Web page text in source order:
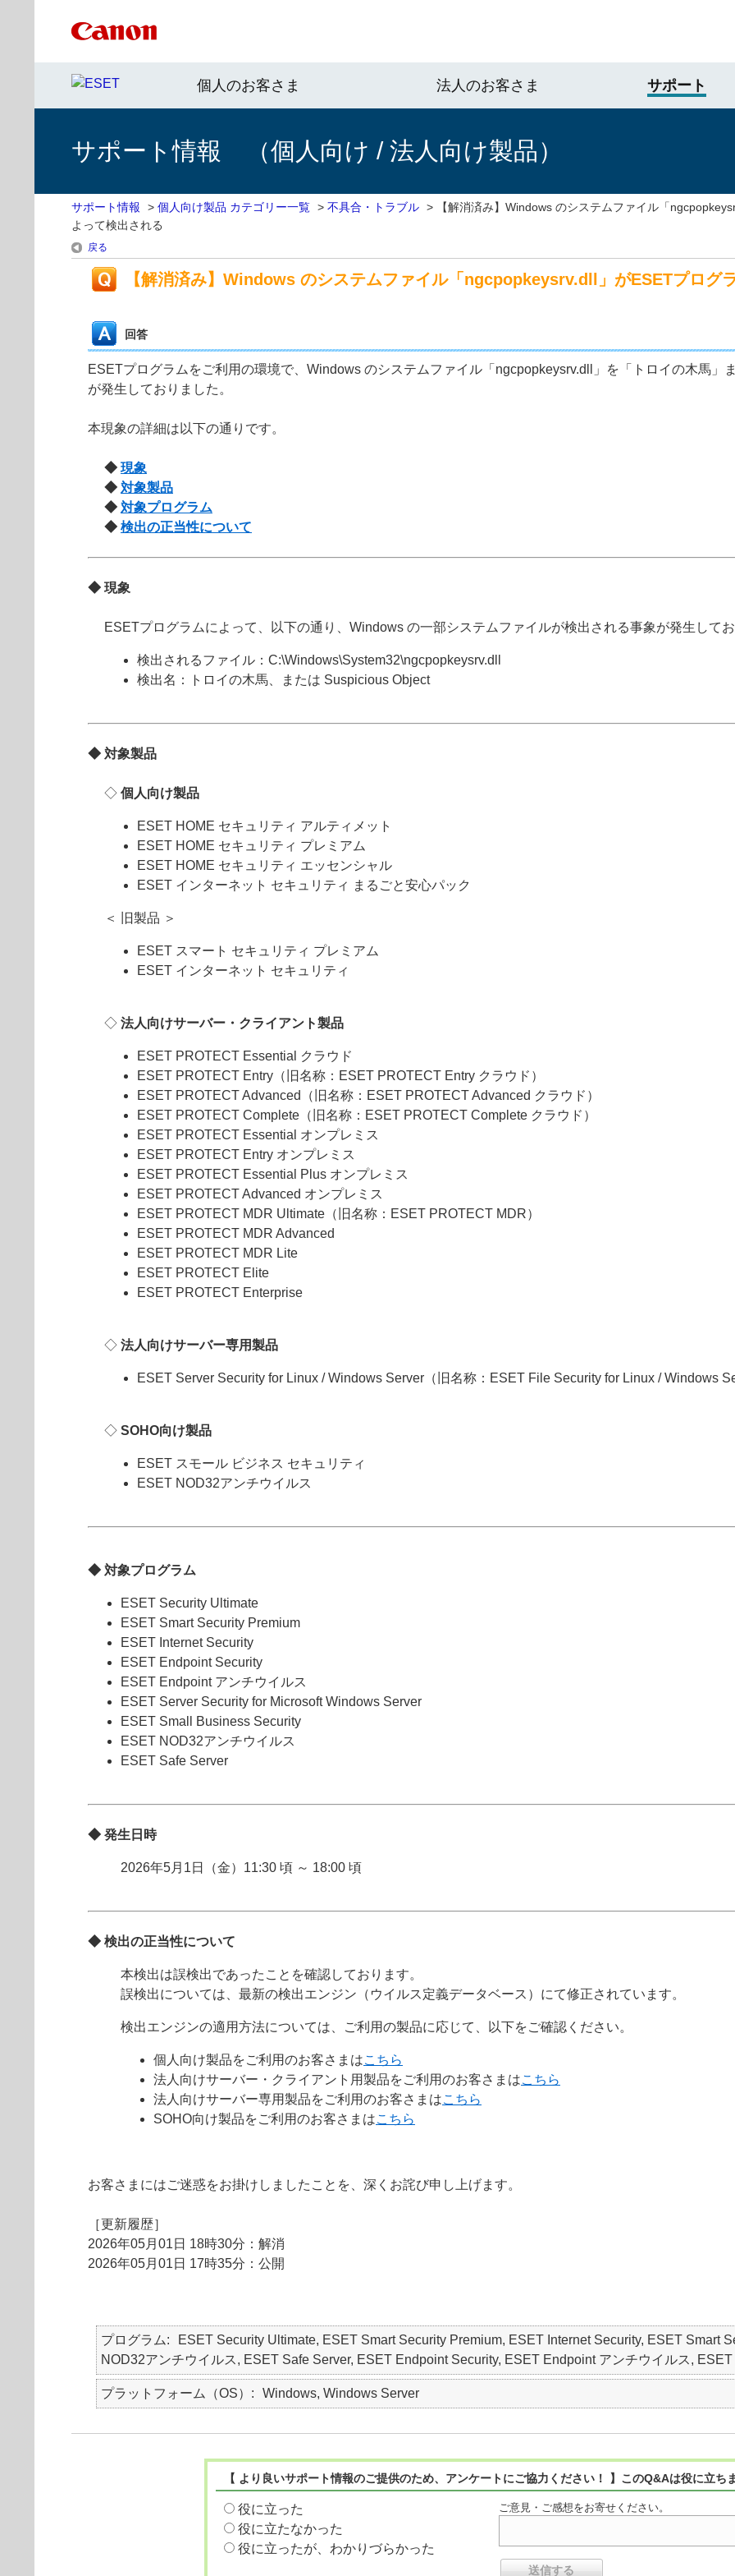
個人のお客さま 法人のお客さま サポート
サポート情報 （個人向け / 法人向け製品）
サポート情報 > 個人向け製品 カテゴリー一覧 > 不具合・トラブル >
【解消済み】Windows のシステムファイル「
よって検出される
戻る
【解消済み】Windows のシステムファイル「ngcpopkeysrv.dll」がESETプログ
回答
ESETプログラムをご利用の環境で、Windows のシステムファイル「ngcpopkeysrv.dll」を「トロイの木馬」
が発生しておりました。
本現象の詳細は以下の通りです。
◆ 現象
◆ 対象製品
◆ 対象プログラム
◆ 検出の正当性について
◆ 現象
ESETプログラムによって、以下の通り、Windows の一部システムファイルが検出される事象が発生してお
検出されるファイル：C:\Windows\System32\ngcpopkeysrv.dll
検出名：トロイの木馬、または Suspicious Object
◆ 対象製品
◇ 個人向け製品
ESET HOME セキュリティ アルティメット
ESET HOME セキュリティ プレミアム
ESET HOME セキュリティ エッセンシャル
ESET インターネット セキュリティ まるごと安心パック
＜ 旧製品 ＞
ESET スマート セキュリティ プレミアム
ESET インターネット セキュリティ
◇ 法人向けサーバー・クライアント製品
ESET PROTECT Essential クラウド
ESET PROTECT Entry（旧名称：ESET PROTECT Entry クラウド）
ESET PROTECT Advanced（旧名称：ESET PROTECT Advanced クラウド）
ESET PROTECT Complete（旧名称：ESET PROTECT Complete クラウド）
ESET PROTECT Essential オンプレミス
ESET PROTECT Entry オンプレミス
ESET PROTECT Essential Plus オンプレミス
ESET PROTECT Advanced オンプレミス
ESET PROTECT MDR Ultimate（旧名称：ESET PROTECT MDR）
ESET PROTECT MDR Advanced
ESET PROTECT MDR Lite
ESET PROTECT Elite
ESET PROTECT Enterprise
◇ 法人向けサーバー専用製品
ESET Server Security for Linux / Windows Server（旧名称：ESET File Security for Linux / Windows
◇ SOHO向け製品
ESET スモール ビジネス セキュリティ
ESET NOD32アンチウイルス
◆ 対象プログラム
ESET Security Ultimate
ESET Smart Security Premium
ESET Internet Security
ESET Endpoint Security
ESET Endpoint アンチウイルス
ESET Server Security for Microsoft Windows Server
ESET Small Business Security
ESET NOD32アンチウイルス
ESET Safe Server
◆ 発生日時
2026年5月1日（金）11:30 頃 ～ 18:00 頃
◆ 検出の正当性について
本検出は誤検出であったことを確認しております。
誤検出については、最新の検出エンジン（ウイルス定義データベース）にて修正されています。
検出エンジンの適用方法については、ご利用の製品に応じて、以下をご確認ください。
個人向け製品をご利用のお客さまはこちら
法人向けサーバー・クライアント用製品をご利用のお客さまはこちら
法人向けサーバー専用製品をご利用のお客さまはこちら
SOHO向け製品をご利用のお客さまはこちら
お客さまにはご迷惑をお掛けしましたことを、深くお詫び申し上げます。
［更新履歴］
2026年05月01日 18時30分：解消
2026年05月01日 17時35分：公開
プログラム
ESET Security Ultimate, ESET Smart Security Premium, ESET Internet Security, ESET Smart
NOD32アンチウイルス, ESET Safe Server, ESET Endpoint Security, ESET Endpoint アンチウイルス,
プラットフォーム（OS） Windows, Windows Server
【 より良いサポート情報のご提供のため、アンケートにご協力ください！ 】このQ&Aは役に立ち
役に立った
役に立たなかった
役に立ったが、わかりづらかった
ご意見・ご感想をお寄せください。